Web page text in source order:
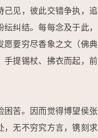
己见，彼此交错争执，追
纠结。每每念及于此，
愿要穷尽香象之文（佛典
提锡杖、拂衣而起，前
困苦。因而觉得博望侯张
，无不穷究方言，镌刻求